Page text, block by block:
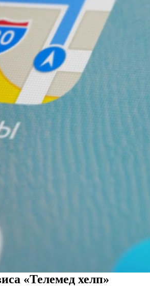
«Телемед хелп»